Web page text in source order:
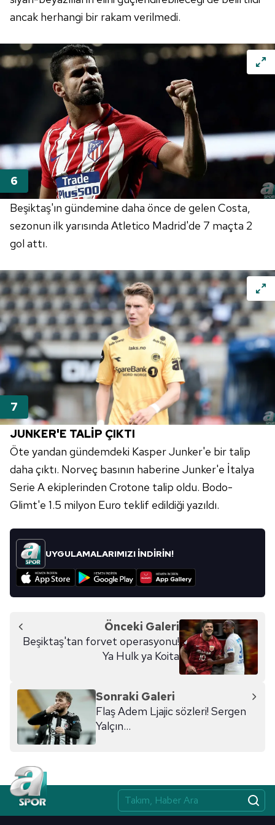
ancak herhangi bir rakam verilmedi.
Beşiktaş'ın gündemine daha önce de gelen Costa,
sezonun ilk yarısında Atletico Madrid'de 7 maçta 2
gol attı.
JUNKER'E TALİP ÇIKTI
Öte yandan gündemdeki Kasper Junker'e bir talip
daha çıktı. Norveç basının haberine Junker'e İtalya
Serie A ekiplerinden Crotone talip oldu. Bodo-
Glimt'e 1.5 milyon Euro teklif edildiği yazıldı.
UYGULAMALARIMIZI İNDİRİN!
Önceki Galeri
Beşiktaş'tan forvet operasyonu!
Ya Hulk ya Koita
Sonraki Galeri
Flaş Adem Ljajic sözleri! Sergen
Yalçın...